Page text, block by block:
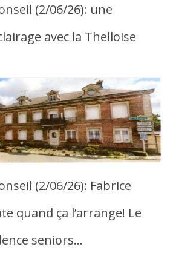
(2/06/26): une
avec la Thelloise
(2/06/26): Fabrice
quand ça l’arrange! Le
seniors…